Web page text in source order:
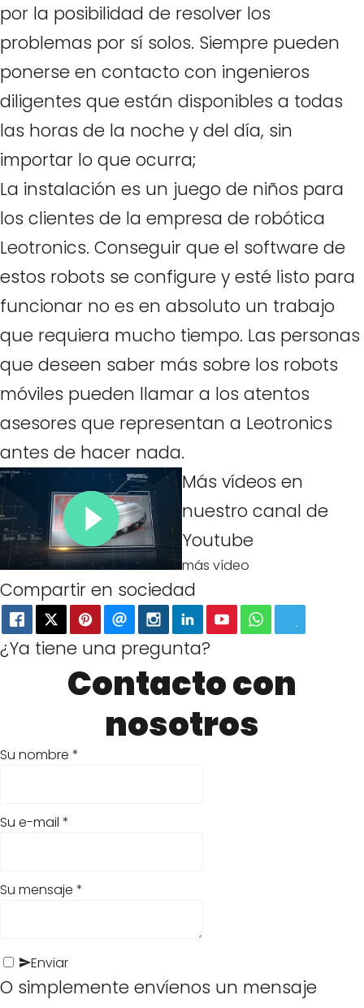
por la posibilidad de resolver los
problemas por sí solos. Siempre pueden
ponerse en contacto con ingenieros
diligentes que están disponibles a todas
las horas de la noche y del día, sin
importar lo que ocurra;
La instalación es un juego de niños para
los clientes de la empresa de robótica
Leotronics. Conseguir que el software de
estos robots se configure y esté listo para
funcionar no es en absoluto un trabajo
que requiera mucho tiempo. Las personas
que deseen saber más sobre los robots
móviles pueden llamar a los atentos
asesores que representan a Leotronics
antes de hacer nada.
Más vídeos en
nuestro canal de
Youtube
más vídeo
Compartir en sociedad
¿Ya tiene una pregunta?
Contacto con
nosotros
Su nombre *
Su e-mail *
Su mensaje *
Enviar
O simplemente envíenos un mensaje
a
P
i
r
c
R
i
t